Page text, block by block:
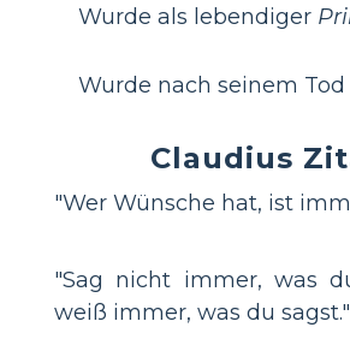
Wurde als lebendiger
Wurde nach seinem
Claudius
"Wer Wünsche hat, ist
"Sag nicht immer, was
weiß immer, was du sagst."